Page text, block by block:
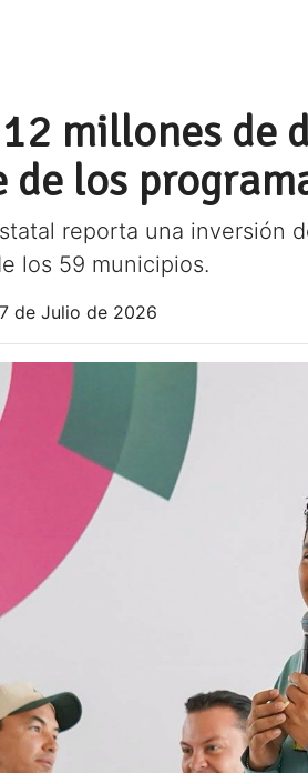
millones de
de los
reporta una inversión
los 59 municipios.
7 de Julio de 2026